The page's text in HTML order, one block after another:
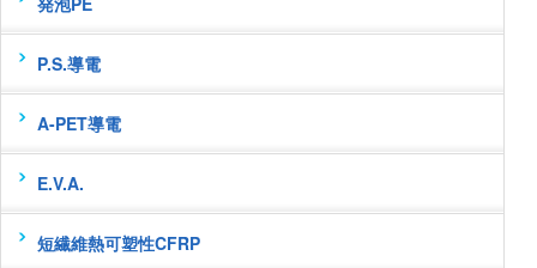
P.S.導電
A-PET導電
E.V.A.
短繊維熱可塑性CFRP